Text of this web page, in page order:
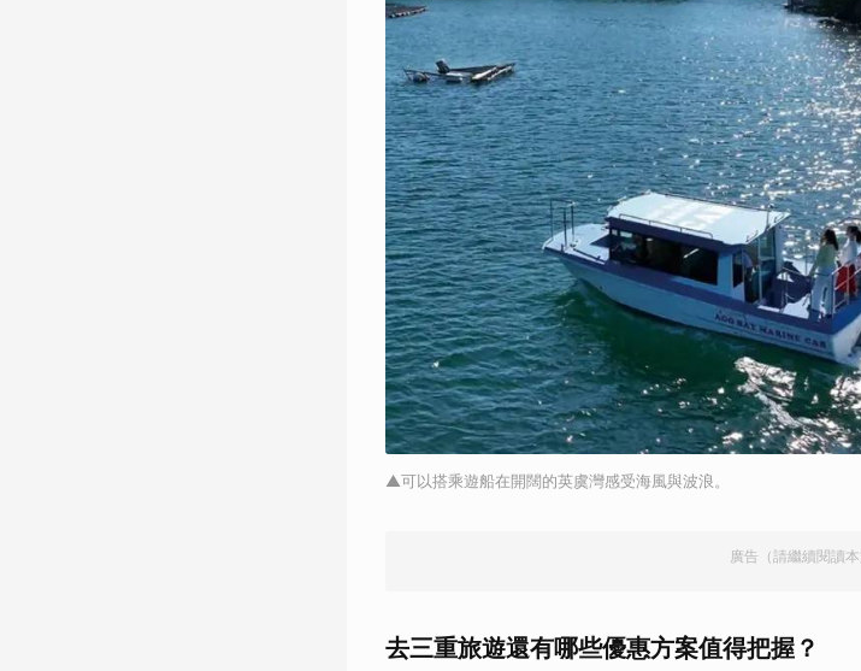
▲可以搭乘遊船在開闊的英虞灣感受海風與波浪。
廣告（請繼續閱讀本
去三重旅遊還有哪些優惠方案值得把握？